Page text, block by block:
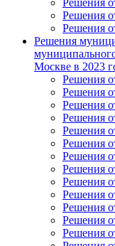
Решения
Решения
Решения
Решения
Москве в 2023
Решения
Решения
Решения
Решения
Решения
Решения
Решения
Решения
Решения
Решения
Решения
Решения
Решения